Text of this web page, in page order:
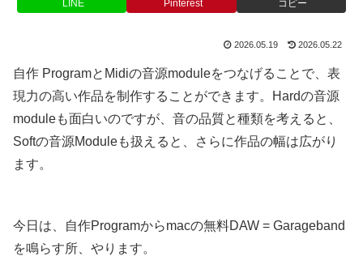
LINE Pinterest コピー
2026.05.19 2026.05.22
自作 ProgramとMidiの音源moduleをつなげることで、表
現力の高い作品を制作することができます。Hardの音源
moduleも面白いのですが、音の品質と種類を考えると、
Softの音源Moduleも扱えると、さらに作品の幅は広がり
ます。
今日は、自作Programからmacの無料DAW = Garageband
を鳴らす所、やります。